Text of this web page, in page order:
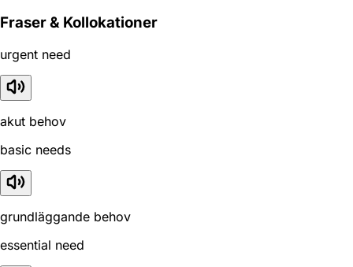
Fraser & Kollokationer
urgent need
akut behov
basic needs
grundläggande behov
essential need